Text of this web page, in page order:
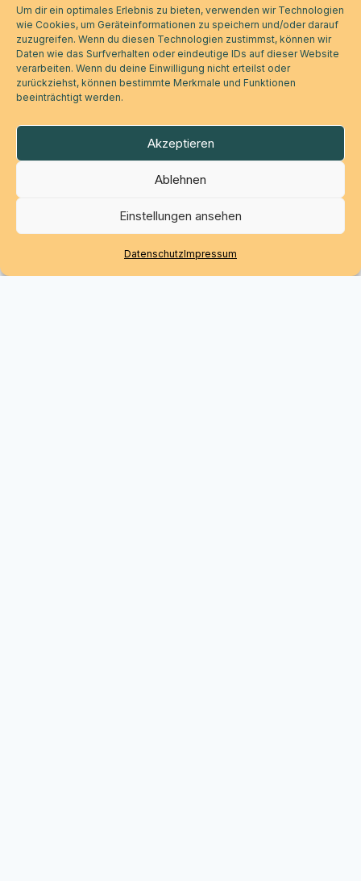
Um dir ein optimales Erlebnis zu bieten, verwenden wir Technologien
wie Cookies, um Geräteinformationen zu speichern und/oder darauf
zuzugreifen. Wenn du diesen Technologien zustimmst, können wir
Daten wie das Surfverhalten oder eindeutige IDs auf dieser Website
verarbeiten. Wenn du deine Einwilligung nicht erteilst oder
zurückziehst, können bestimmte Merkmale und Funktionen
beeinträchtigt werden.
Akzeptieren
Ablehnen
Einstellungen ansehen
DatenschutzImpressum